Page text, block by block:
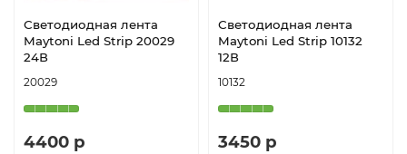
Светодиодная лента
Maytoni Led Strip 20029
24В
20029
4400 р
Светодиодная лента
Maytoni Led Strip 10132
12В
10132
3450 р